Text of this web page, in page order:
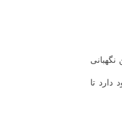
دارد تا